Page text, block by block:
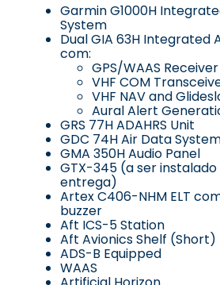
Garmin G1000H
System
Dual GIA 63H Integrated
com:
GPS/WAAS Receiver
VHF COM
VHF NAV and
Aural Alert
GRS 77H ADAHRS Unit
GDC 74H Air Data
GMA 350H Audio Panel
GTX-345 (a ser
entrega)
Artex C406-NHM ELT
buzzer
Aft ICS-5 Station
Aft Avionics Shelf (Short)
ADS-B Equipped
WAAS